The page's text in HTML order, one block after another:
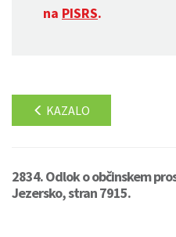
na PISRS.
KAZALO
2834. Odlok o občinskem
Jezersko, stran 7915.